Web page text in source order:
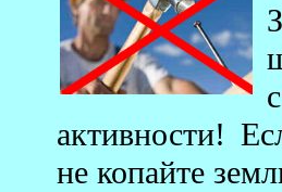
активности!
не копайте